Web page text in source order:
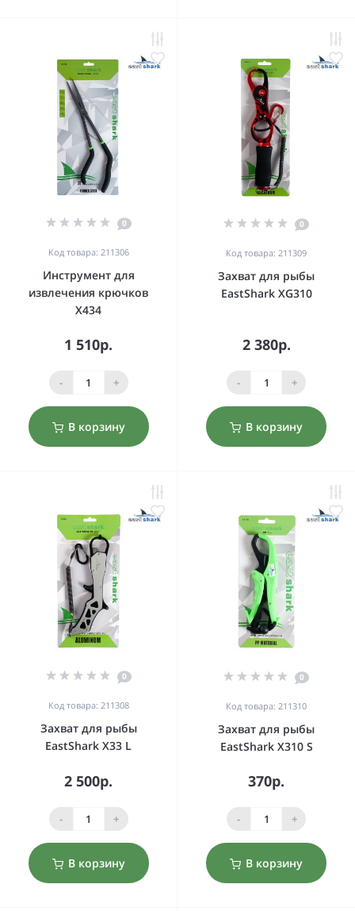
0
Код товара: 211306
Инструмент для
извлечения крючков
X434
1 510р.
- +
В корзину
0
Код товара: 211309
Захват для рыбы
EastShark XG310
2 380р.
- +
В корзину
0
Код товара: 211308
Захват для рыбы
EastShark X33 L
2 500р.
- +
В корзину
0
Код товара: 211310
Захват для рыбы
EastShark X310 S
370р.
- +
В корзину